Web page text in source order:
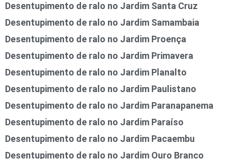
Desentupimento de ralo no Jardim Santa Cruz
Desentupimento de ralo no Jardim Samambaia
Desentupimento de ralo no Jardim Proença
Desentupimento de ralo no Jardim Primavera
Desentupimento de ralo no Jardim Planalto
Desentupimento de ralo no Jardim Paulistano
Desentupimento de ralo no Jardim Paranapanema
Desentupimento de ralo no Jardim Paraíso
Desentupimento de ralo no Jardim Pacaembu
Desentupimento de ralo no Jardim Ouro Branco